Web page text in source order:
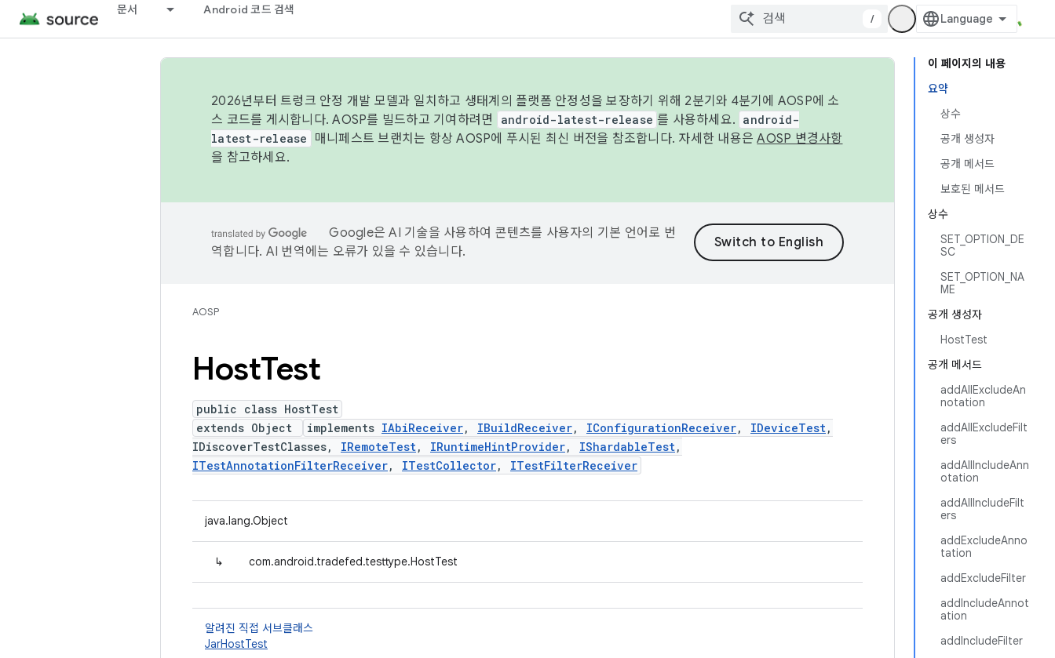
문서 Android 코드 검색
/
이 페이지의 내용
요약
상수
공개 생성자
공개 메서드
보호된 메서드
상수
SET_OPTION_DE
SC
SET_OPTION_NA
ME
공개 생성자
HostTest
공개 메서드
addAllExcludeAn
notation
addAllExcludeFilt
ers
addAllIncludeAnn
otation
addAllIncludeFilt
ers
addExcludeAnno
tation
addExcludeFilter
addIncludeAnnot
ation
addIncludeFilter
2026년부터 트렁크 안정 개발 모델과 일치하고 생태계의 플랫폼 안정성을 보장하기 위해 2분기와 4분기에 AOSP에 소
스 코드를 게시합니다. AOSP를 빌드하고 기여하려면
android-latest-release 를 사용하세요. android-
latest-release
매니페스트 브랜치는 항상 AOSP에 푸시된 최신 버전을 참조합니다. 자세한 내용은AOSP 변경사항
을 참고하세요.
Google은 AI 기술을 사용하여 콘텐츠를 사용자의 기본 언어로 번
역합니다. AI 번역에는 오류가 있을 수 있습니다.
AOSP
HostTest
public class HostTest
extends Object
implements IAbiReceiver, IBuildReceiver, IConfigurationReceiver, IDeviceTest,
IDiscoverTestClasses, IRemoteTest, IRuntimeHintProvider, IShardableTest,
ITestAnnotationFilterReceiver, ITestCollector, ITestFilterReceiver
java.lang.Object
↳ com.android.tradefed.testtype.HostTest
알려진 직접 서브클래스
JarHostTest